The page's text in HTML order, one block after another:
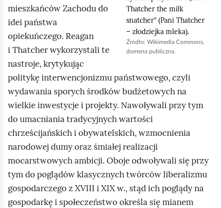
d
Thatcher the milk
snatcher” (Pani Thatcher
– złodziejka mleka).
Źródło: Wikimedia Commons,
domena publiczna.
mieszkańców Zachodu do
idei państwa
opiekuńczego. Reagan
iThatcherwykorzystali te
nastroje, krytykując
politykę interwencjonizmu państwowego, czyli
wydawania sporych środków budżetowych na
wielkie inwestycje i projekty. Nawoływali przy tym
do umacniania tradycyjnych wartości
chrześcijańskich i obywatelskich, wzmocnienia
narodowej dumy oraz śmiałej realizacji
mocarstwowych ambicji. Oboje odwoływali się przy
tym do poglądów klasycznych twórców liberalizmu
gospodarczego z XVIII i XIX w., stąd ich poglądy na
gospodarkę i społeczeństwo określa się mianem